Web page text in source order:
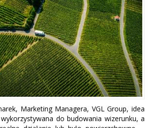
Marketing Managera, VGL Group, idea
wykorzystywana do budowania wizerunku, a